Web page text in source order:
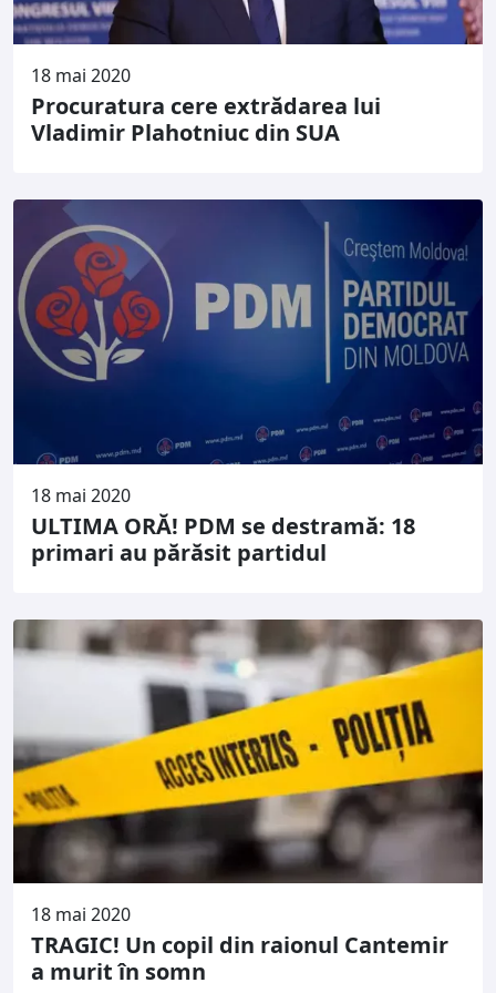
18 mai 2020
Procuratura cere extrădarea lui
Vladimir Plahotniuc din SUA
18 mai 2020
ULTIMA ORĂ! PDM se destramă: 18
primari au părăsit partidul
18 mai 2020
TRAGIC! Un copil din raionul Cantemir
a murit în somn